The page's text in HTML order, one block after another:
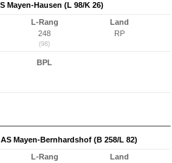
Mayen-Hausen (L 98/K 26)
L-Rang
248
(98)
Land
RP
BPL
Mayen-Bernhardshof (B 258/L 82)
L-Rang
Land